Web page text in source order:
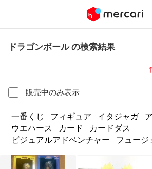
ドラゴンボール の検索結果
販売中のみ表示
一番くじ フィギュア イタジャガ
ウエハース
カード
カードダス
ビジュアルアドベンチャー
フュージ